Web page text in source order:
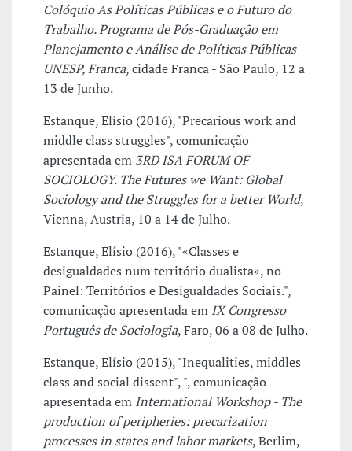
Colóquio As Políticas Públicas e o Futuro do
Trabalho. Programa de Pós-Graduação em
Planejamento e Análise de Políticas Públicas -
UNESP, Franca, cidade Franca - São Paulo, 12 a
13 de Junho.
Estanque, Elísio (2016), "Precarious work and
middle class struggles", comunicação
apresentada em 3RD ISA FORUM OF
SOCIOLOGY. The Futures we Want: Global
Sociology and the Struggles for a better World,
Vienna, Austria, 10 a 14 de Julho.
Estanque, Elísio (2016), "«Classes e
desigualdades num território dualista», no
Painel: Territórios e Desigualdades Sociais.",
comunicação apresentada em IX Congresso
Português de Sociologia, Faro, 06 a 08 de Julho.
Estanque, Elísio (2015), "Inequalities, middles
class and social dissent", ", comunicação
apresentada em International Workshop - The
production of peripheries: precarization
processes in states and labor markets, Berlim,